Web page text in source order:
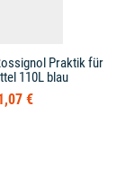
Praktik für
110L blau
€